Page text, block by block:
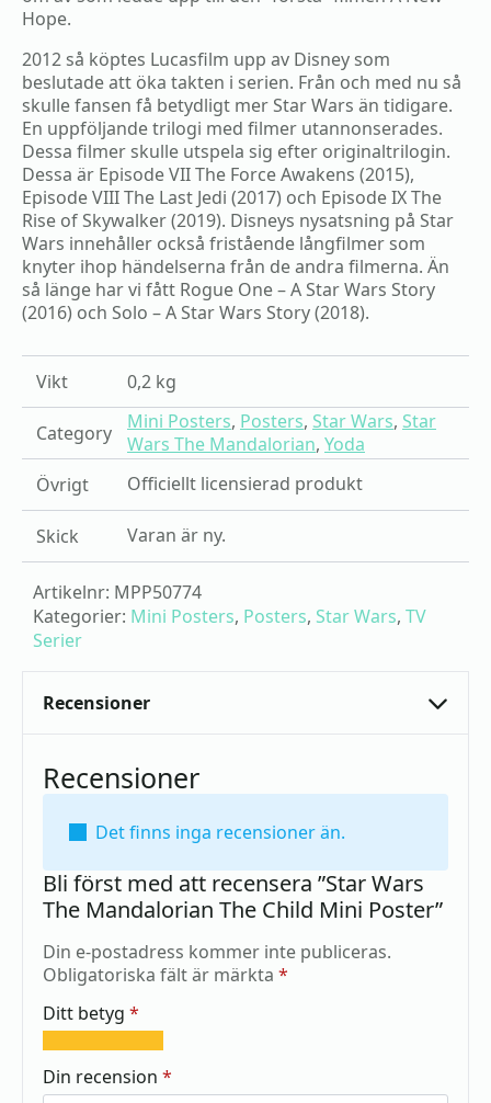
Hope.
2012 så köptes Lucasfilm upp av Disney som
beslutade att öka takten i serien. Från och med nu så
skulle fansen få betydligt mer Star Wars än tidigare.
En uppföljande trilogi med filmer utannonserades.
Dessa filmer skulle utspela sig efter originaltrilogin.
Dessa är Episode VII The Force Awakens (2015),
Episode VIII The Last Jedi (2017) och Episode IX The
Rise of Skywalker (2019). Disneys nysatsning på Star
Wars innehåller också fristående långfilmer som
knyter ihop händelserna från de andra filmerna. Än
så länge har vi fått Rogue One – A Star Wars Story
(2016) och Solo – A Star Wars Story (2018).
Vikt 0,2 kg
Category Mini Posters, Posters, Star Wars, Star
Wars The Mandalorian, Yoda
Övrigt
Officiellt licensierad produkt
Skick Varan är ny.
Artikelnr: MPP50774
Kategorier: Mini Posters, Posters, Star Wars, TV
Serier
Recensioner
Recensioner
Det finns inga recensioner än.
Bli först med att recensera ”Star Wars
The Mandalorian The Child Mini Poster”
Din e-postadress kommer inte publiceras.
Obligatoriska fält är märkta *
Ditt betyg *
av
5
5
5
av
5 5
Din recension *